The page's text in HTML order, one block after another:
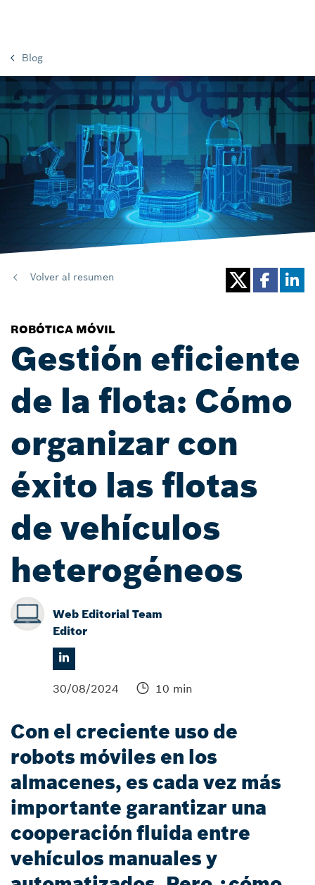
Blog
Volver al resumen
ROBÓTICA MÓVIL
Gestión eficiente
de la flota: Cómo
organizar con
éxito las flotas
de vehículos
heterogéneos
Web Editorial Team
Editor
30/08/2024 10 min
Con el creciente uso de
robots móviles en los
almacenes, es cada vez más
importante garantizar una
cooperación fluida entre
vehículos manuales y